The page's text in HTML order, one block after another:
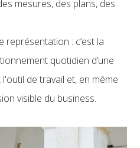
mesures, des plans, des
représentation : c’est la
quotidien d’une
de travail et, en même
visible du business.